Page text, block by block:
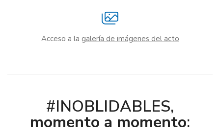
Acceso a la galería de imágenes del acto
#INOBLIDABLES,
momento a momento: